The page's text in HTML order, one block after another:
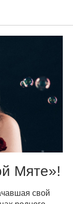
Мяте»!
свой